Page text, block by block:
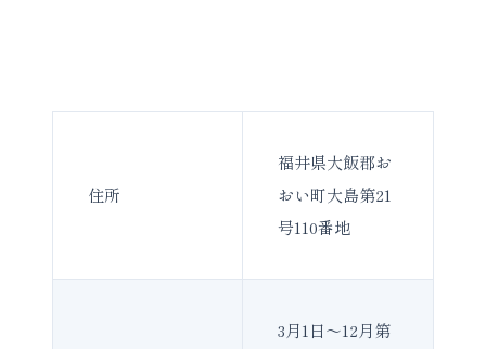
住所
福井県大飯郡お
おい町大島第21
号110番地
3月1日～12月第